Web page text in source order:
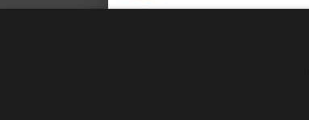
31 Dic 2020